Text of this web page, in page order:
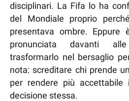
disciplinari. La Fifa lo ha
del Mondiale proprio
presentava ombre. Eppure
pronunciata davanti
trasformarlo nel bersaglio
nota: screditare chi prende
per rendere più accettabile
decisione stessa.